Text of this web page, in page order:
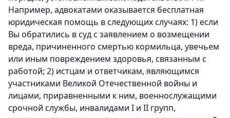
Например, адвокатами оказывается бесплатная
юридическая помощь в следующих случаях: 1) если
Вы обратились в суд с заявлением о возмещении
вреда, причиненного смертью кормильца, увечьем
или иным повреждением здоровья, связанным с
работой; 2) истцам и ответчикам, являющимся
участниками Великой Отечественной войны и
лицами, приравненными к ним, военнослужащими
срочной службы, инвалидами I и II групп,